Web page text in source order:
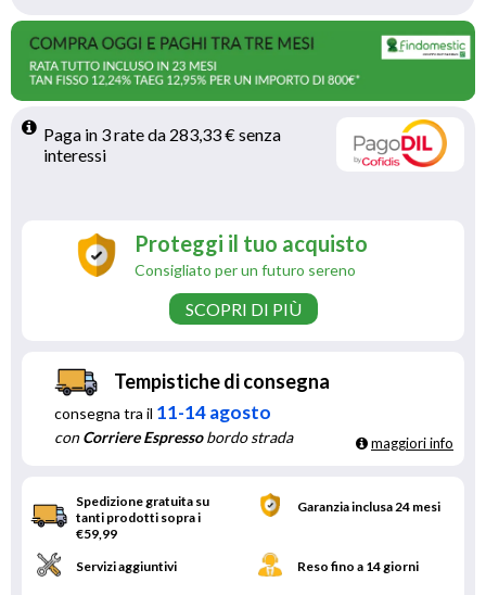
Paga in 3 rate da 283,33 € senza
interessi
Proteggi il tuo acquisto
Consigliato per un futuro sereno
SCOPRI DI PIÙ
Tempistiche di consegna
consegna tra il 11-14 agosto
conCorriere Espressobordo strada maggiori info
Spedizione gratuita su
tanti prodotti sopra i
€59,99
Garanzia inclusa 24 mesi
Servizi aggiuntivi Reso fino a 14 giorni